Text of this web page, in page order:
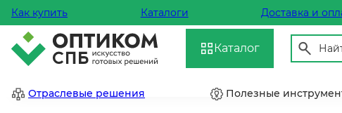
Как купить Каталоги Доставка и
Каталог
Отраслевые решения Полезные